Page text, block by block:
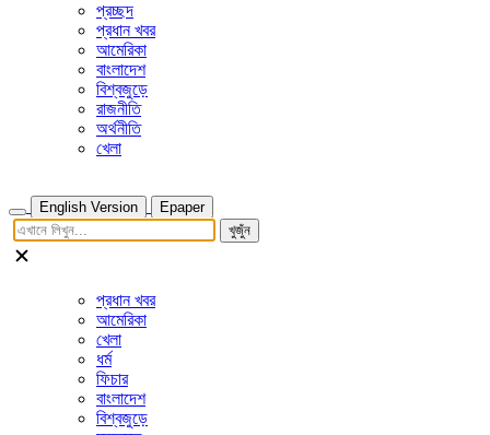
প্রচ্ছদ
প্রধান খবর
আমেরিকা
বাংলাদেশ
বিশ্বজুড়ে
রাজনীতি
অর্থনীতি
খেলা
English Version
Epaper
খুজুঁন
প্রধান খবর
আমেরিকা
খেলা
ধর্ম
ফিচার
বাংলাদেশ
বিশ্বজুড়ে